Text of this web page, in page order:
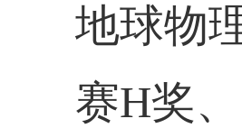
地球物
赛H奖